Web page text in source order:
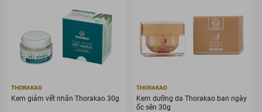
THORAKAO
Kem giảm vết nhăn Thorakao 30g
THORAKAO
Kem dưỡng da Thorakao ban ngày
ốc sên 30g